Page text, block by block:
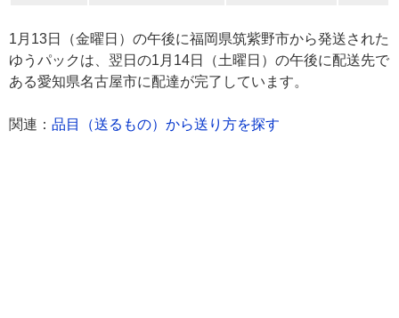
1月13日（金曜日）の午後に福岡県筑紫野市から発送された
ゆうパックは、翌日の1月14日（土曜日）の午後に配送先で
ある愛知県名古屋市に配達が完了しています。
関連： 品目（送るもの）から送り方を探す